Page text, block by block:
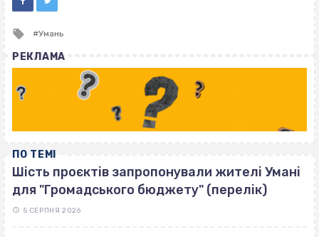
Tagged
Умань
РЕКЛАМА
ПО ТЕМІ
Шість проєктів запропонували жителі Умані
для "Громадського бюджету" (перелік)
5 СЕРПНЯ 2026